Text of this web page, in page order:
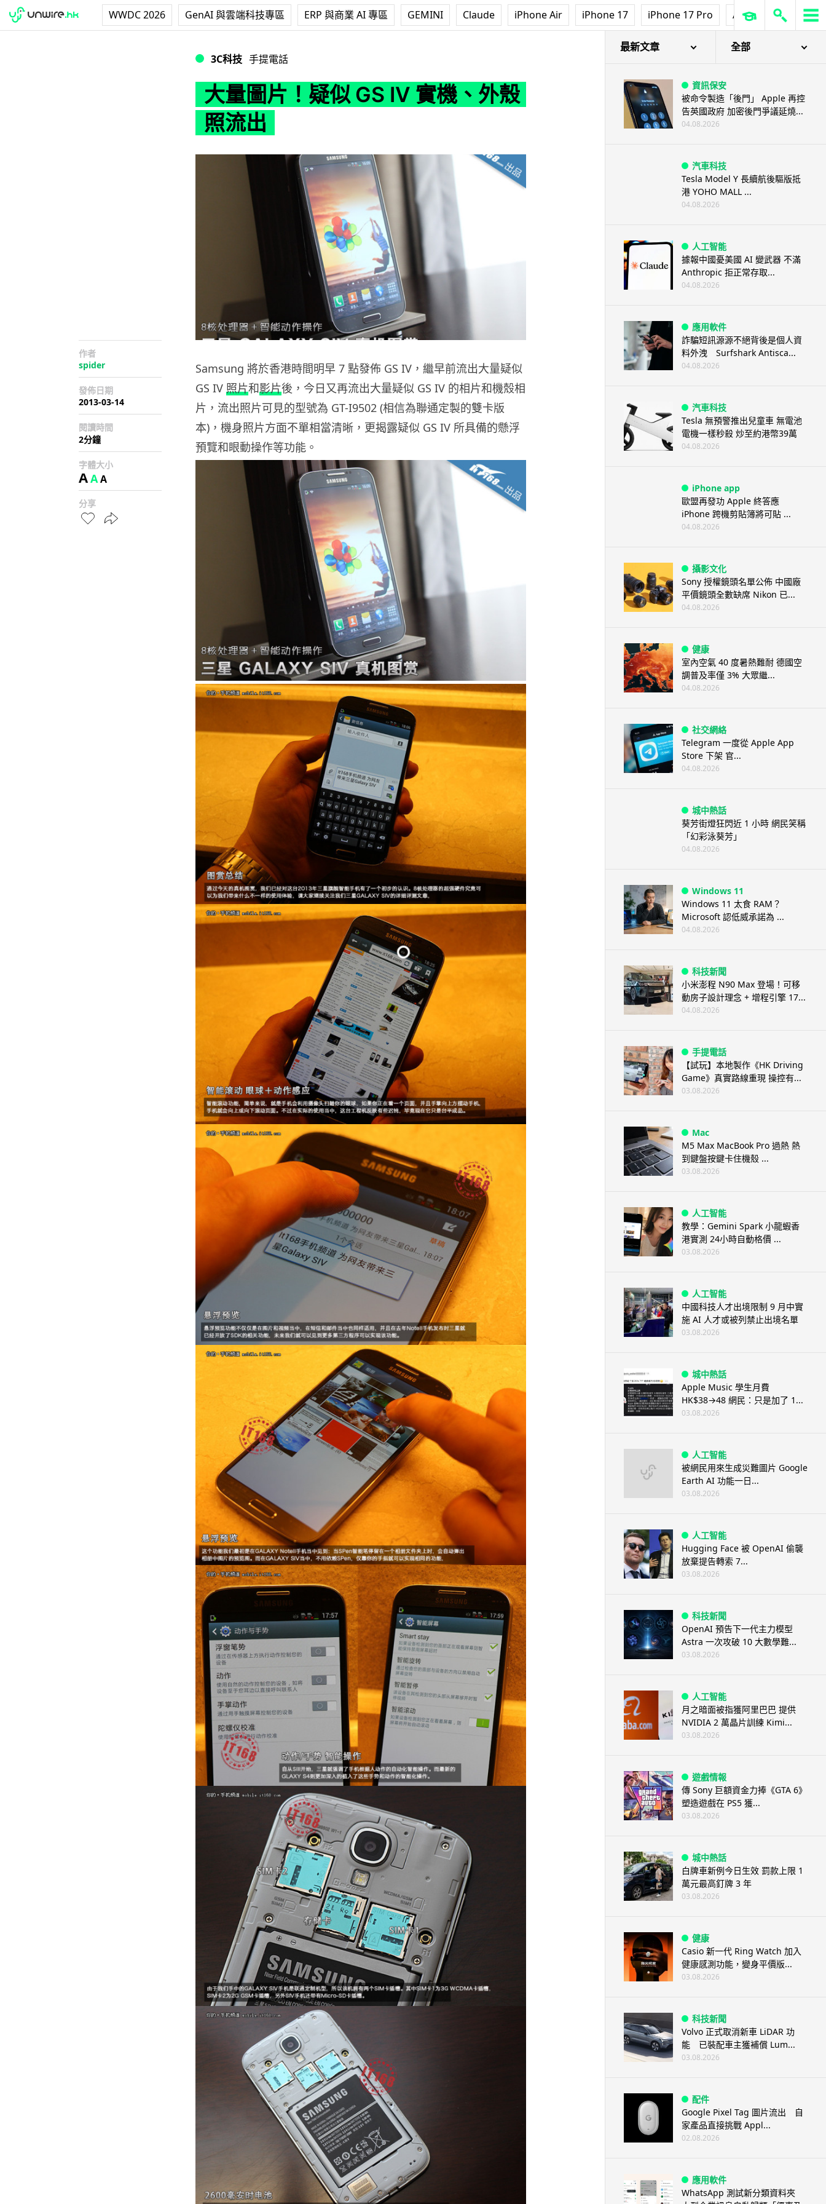
WWDC 2026 GenAI 與雲端科技專區 ERP 與商業 AI 專區 GEMINI Claude iPhone Air iPhone 17 iPhone 17 Pro AirPods Pro 3
3C科技 手提電話
大量圖片！疑似 GS IV 實機、外殼
照流出
作者
spider
發佈日期
2013-03-14
閱讀時間
2分鐘
字體大小
AAA
分享
Samsung 將於香港時間明早 7 點發佈 GS IV，繼早前流出大量疑似
GS IV 照片和影片後，今日又再流出大量疑似 GS IV 的相片和機殼相
片，流出照片可見的型號為 GT-I9502 (相信為聯通定製的雙卡版
本)，機身照片方面不單相當清晰，更揭露疑似 GS IV 所具備的懸浮
預覽和眼動操作等功能。
最新文章 全部
資訊保安
被命令製造「後門」 Apple 再控
告英國政府 加密後門爭議延燒...
04.08.2026
汽車科技
Tesla Model Y 長續航後驅版抵
港 YOHO MALL ...
04.08.2026
人工智能
據報中國憂美國 AI 變武器 不滿
Anthropic 拒正常存取...
04.08.2026
應用軟件
詐騙短訊源源不絕背後是個人資
料外洩 Surfshark Antisca...
04.08.2026
汽車科技
Tesla 無預警推出兒童車 無電池
電機一樣秒殺 炒至約港幣39萬
04.08.2026
iPhone app
歐盟再發功 Apple 終答應
iPhone 跨機剪貼簿將可貼 ...
04.08.2026
攝影文化
Sony 授權鏡頭名單公佈 中國廠
平價鏡頭全數缺席 Nikon 已...
04.08.2026
健康
室內空氣 40 度暑熱難耐 德國空
調普及率僅 3% 大眾繼...
04.08.2026
社交網絡
Telegram 一度從 Apple App
Store 下架 官...
04.08.2026
城中熱話
葵芳街燈狂閃近 1 小時 網民笑稱
「幻彩泳葵芳」
04.08.2026
Windows 11
Windows 11 太食 RAM？
Microsoft 認低威承諾為 ...
04.08.2026
科技新聞
小米澎程 N90 Max 登場！可移
動房子設計理念 + 增程引擎 17...
04.08.2026
手提電話
【試玩】本地製作《HK Driving
Game》真實路線重現 操控有...
03.08.2026
Mac
M5 Max MacBook Pro 過熱 熱
到鍵盤按鍵卡住機殼 ...
03.08.2026
人工智能
教學：Gemini Spark 小龍蝦香
港實測 24小時自動格價 ...
03.08.2026
人工智能
中國科技人才出境限制 9 月中實
施 AI 人才或被列禁止出境名單
03.08.2026
城中熱話
Apple Music 學生月費
HK$38→48 網民：只是加了 1...
03.08.2026
人工智能
被網民用來生成災難圖片 Google
Earth AI 功能一日...
03.08.2026
人工智能
Hugging Face 被 OpenAI 偷襲
放棄提告轉索 7...
03.08.2026
科技新聞
OpenAI 預告下一代主力模型
Astra 一次攻破 10 大數學難...
03.08.2026
人工智能
月之暗面被指獲阿里巴巴 提供
NVIDIA 2 萬晶片訓練 Kimi...
03.08.2026
遊戲情報
傳 Sony 巨額資金力捧《GTA 6》
塑造遊戲在 PS5 獲...
03.08.2026
城中熱話
白牌車新例今日生效 罰款上限 1
萬元最高釘牌 3 年
03.08.2026
健康
Casio 新一代 Ring Watch 加入
健康感測功能，變身平價版...
03.08.2026
科技新聞
Volvo 正式取消新車 LiDAR 功
能 已裝配車主獲補償 Lum...
03.08.2026
配件
Google Pixel Tag 圖片流出 自
家產品直接挑戰 Appl...
02.08.2026
應用軟件
WhatsApp 測試新分類資料夾